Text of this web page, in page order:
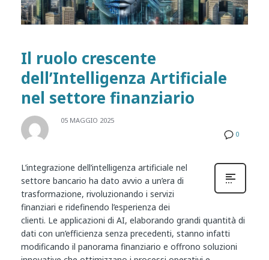
Il ruolo crescente
dell’Intelligenza Artificiale
nel settore finanziario
0
05 MAGGIO 2025
L’integrazione dell’intelligenza artificiale nel
settore bancario ha dato avvio a un’era di
trasformazione, rivoluzionando i servizi
finanziari e ridefinendo l’esperienza dei
clienti. Le applicazioni di AI, elaborando grandi quantità di
dati con un’efficienza senza precedenti, stanno infatti
modificando il panorama finanziario e offrono soluzioni